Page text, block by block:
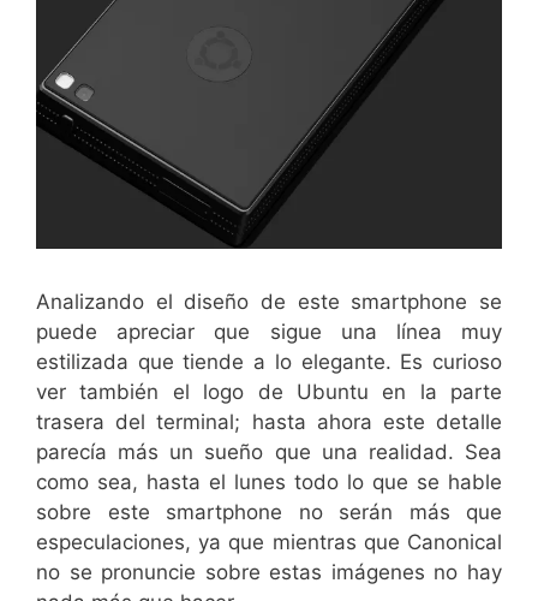
Analizando el diseño de este smartphone se
puede apreciar que sigue una línea muy
estilizada que tiende a lo elegante. Es curioso
ver también el logo de Ubuntu en la parte
trasera del terminal; hasta ahora este detalle
parecía más un sueño que una realidad. Sea
como sea, hasta el lunes todo lo que se hable
sobre este smartphone no serán más que
especulaciones, ya que mientras que Canonical
no se pronuncie sobre estas imágenes no hay